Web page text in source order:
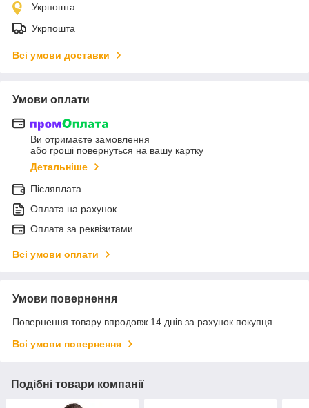
Укрпошта
Укрпошта
Всі умови доставки
Умови оплати
Ви отримаєте замовлення
або гроші повернуться на вашу картку
Детальніше
Післяплата
Оплата на рахунок
Оплата за реквізитами
Всі умови оплати
Умови повернення
Повернення товару впродовж 14 днів за рахунок покупця
Всі умови повернення
Подібні товари компанії